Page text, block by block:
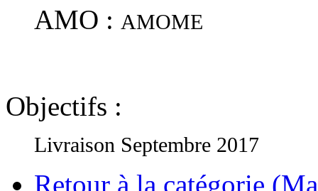
AMO : AMOME
Objectifs :
Livraison Septembre 2017
Retour à la catégorie